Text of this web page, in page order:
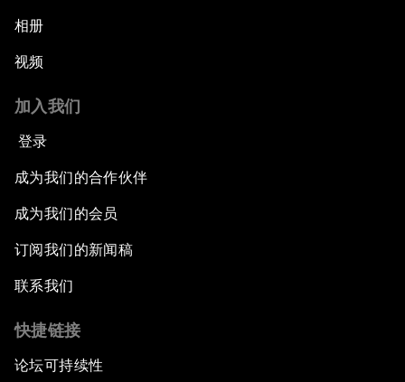
相册
视频
加入我们
登录
成为我们的合作伙伴
成为我们的会员
订阅我们的新闻稿
联系我们
快捷链接
论坛可持续性